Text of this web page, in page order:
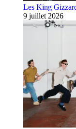
Les King
9 juillet 2026